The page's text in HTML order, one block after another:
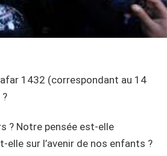
1432 (correspondant au 14
? Notre pensée est-elle
sur l’avenir de nos enfants ?